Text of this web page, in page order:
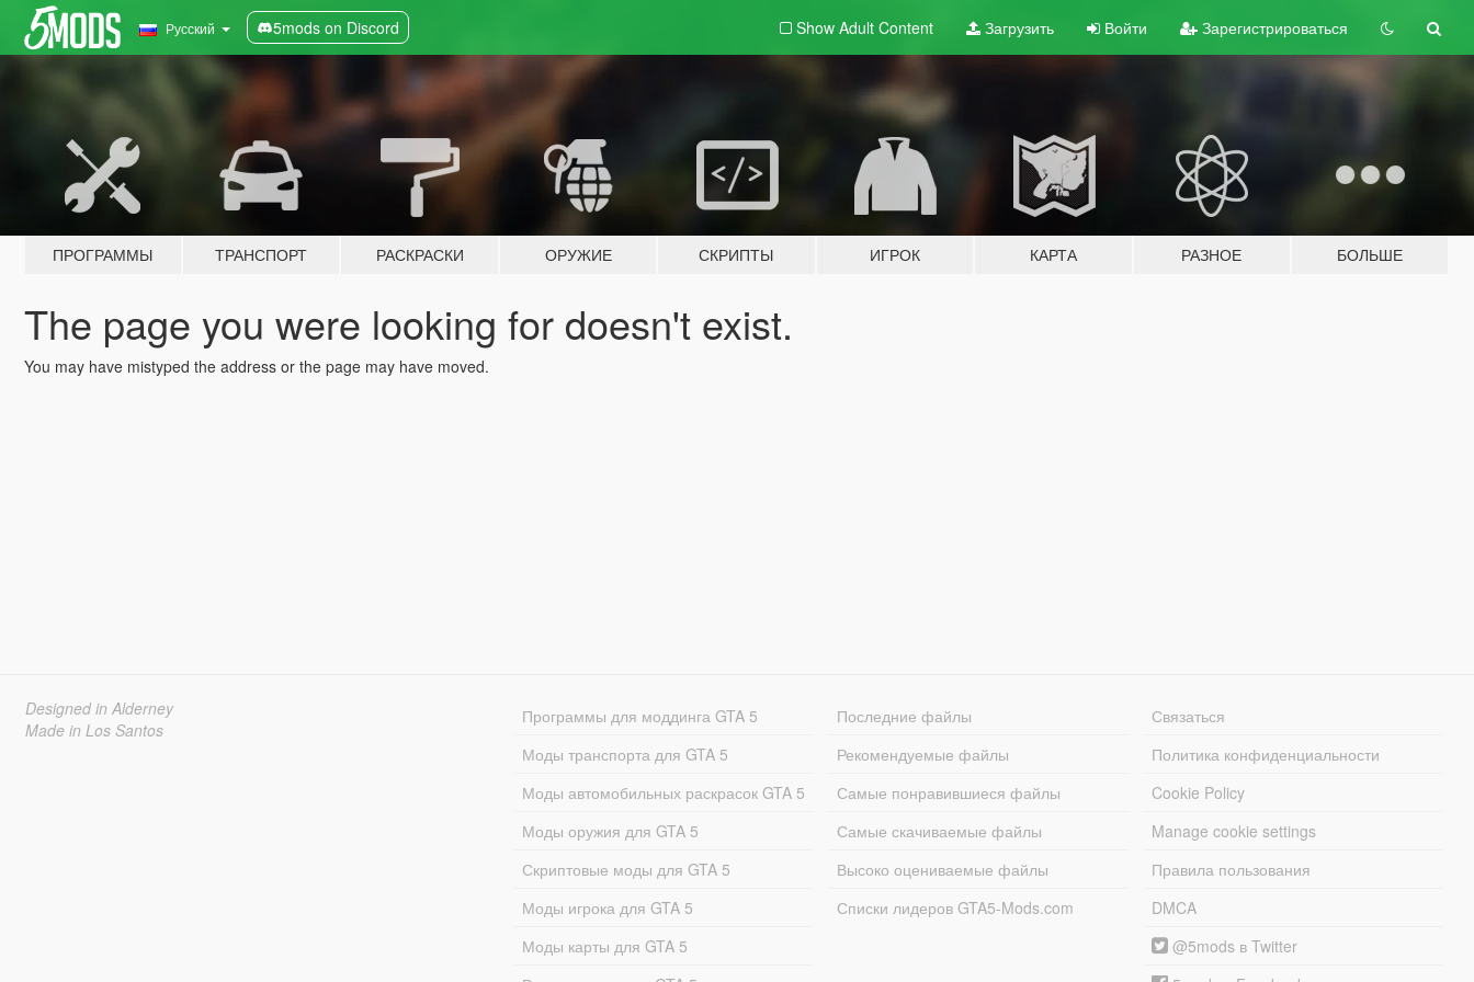
Русский 5mods on Discord Show Adult Content Загрузить Войти Зарегистрироваться
ПРОГРАММЫ ТРАНСПОРТ РАСКРАСКИ ОРУЖИЕ СКРИПТЫ ИГРОК КАРТА РАЗНОЕ БОЛЬШЕ
The page you were looking for doesn't exist.
You may have mistyped the address or the page may have moved.
Designed in Alderney
Made in Los Santos
Программы для моддинга GTA 5
Моды транспорта для GTA 5
Моды автомобильных раскрасок GTA 5
Моды оружия для GTA 5
Скриптовые моды для GTA 5
Моды игрока для GTA 5
Моды карты для GTA 5
Последние файлы
Рекомендуемые файлы
Самые понравившиеся файлы
Самые скачиваемые файлы
Высоко оцениваемые файлы
Списки лидеров GTA5-Mods.com
Связаться
Политика конфиденциальности
Cookie Policy
Manage cookie settings
Правила пользования
DMCA
@5mods в Twitter